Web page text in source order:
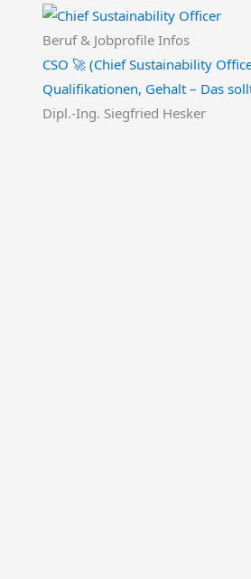
Beruf & Jobprofile Infos
CSO 🚀 (Chief Sustainability
Qualifikationen, Gehalt – Das
Dipl.-Ing. Siegfried Hesker